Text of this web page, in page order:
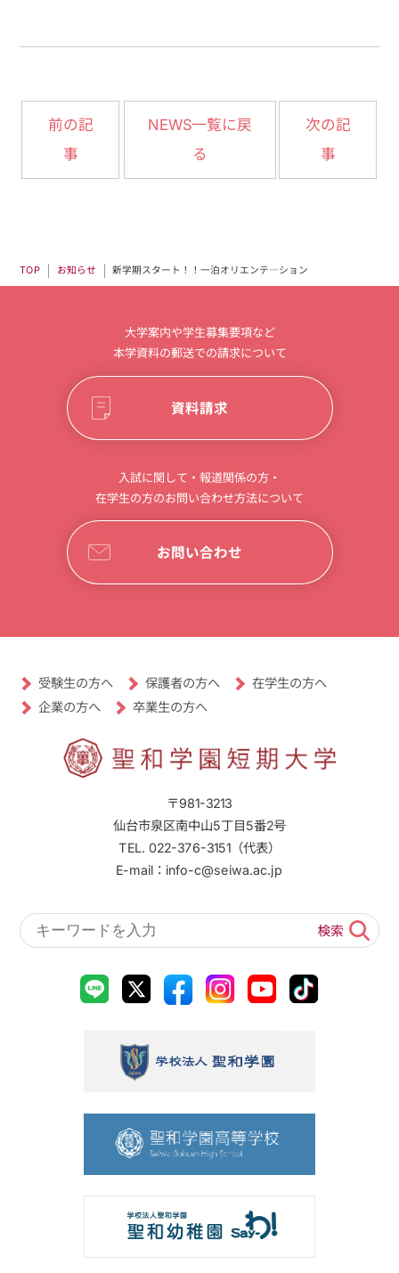
前の記
事
NEWS一覧に戻
る
次の記
事
TOP お知らせ 新学期スタート！！一泊オリエンテ―ション
大学案内や学生募集要項など
本学資料の郵送での請求について
資料請求
入試に関して・報道関係の方・
在学生の方のお問い合わせ方法について
お問い合わせ
〒981-3213
仙台市泉区南中山5丁目5番2号
TEL. 022-376-3151（代表）
E-mail：info-c@seiwa.ac.jp
受験生の方へ 保護者の方へ 在学生の方へ
企業の方へ 卒業生の方へ